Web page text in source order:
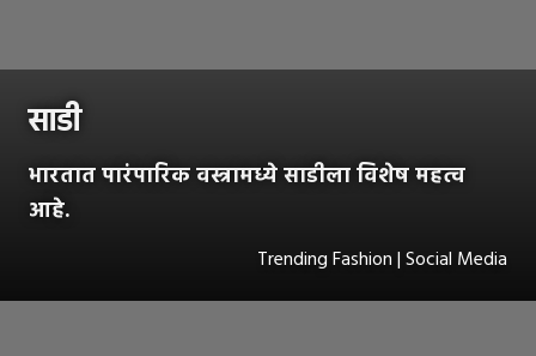
साडी
भारतात पारंपारिक वस्त्रामध्ये साडीला विशेष महत्व
आहे.
Trending Fashion | Social Media